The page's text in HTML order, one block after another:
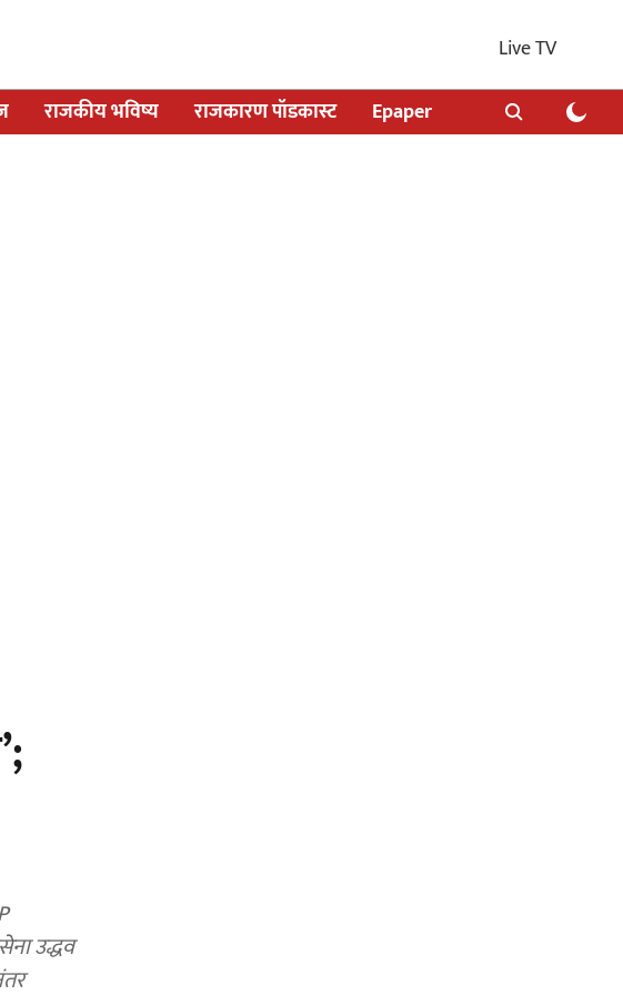
Live TV
राजकीय भविष्य राजकारण पॉडकास्ट Epaper
उद्धव